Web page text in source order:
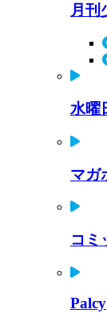
月刊
水曜
マガ
コミ
Palcy